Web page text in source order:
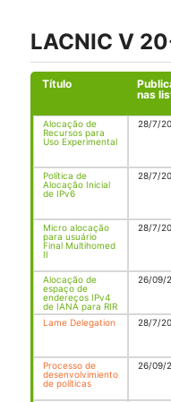
LACNIC V
Título
nas
Alocação de
Recursos para
Uso Experimental
28/7/
Política de
Alocação Inicial
de IPv6
28/7/
Micro alocação
para usuário
Final Multihomed
II
28/7/
Alocação de
espaço de
endereços IPv4
de IANA para RIR
26/09/
Lame Delegation 28/7/
Processo de
desenvolvimiento
de políticas
26/09/